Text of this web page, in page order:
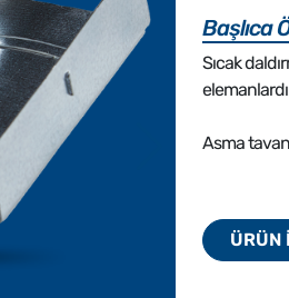
Başlıca
Sıcak
Asma
ÜRÜN